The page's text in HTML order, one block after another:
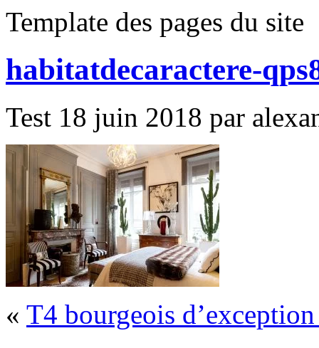
Template des pages du site
habitatdecaractere-
Test 18 juin 2018 par
« T4 bourgeois